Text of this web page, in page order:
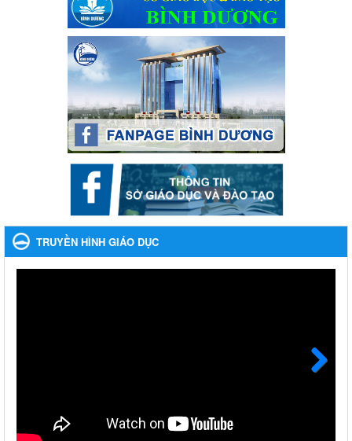
Ngày ban hành: 22/11/2023
Phát động, triển khai Cuộc thi " An toàn giao thông cho nụ
cười ngày mai" dành cho học sinh và giáo viên trung học
năm học 2023-2024
Phát động, triển khai Cuộc thi " An toàn giao thông cho nụ cười
ngày mai" dành cho học sinh và giáo viên trung học năm học
Ngày ban hành: 22/11/2023
Nhắc nhỡ thực hiện thanh toán không dùng tiền mặt các
khoản thu trong nhà trường năm học 2023-2024 và các năm
Nhắc nhỡ thực hiện thanh toán không dùng tiền mặt các khoản
thu trong nhà trường năm học 2023-2024 và các năm tiếp theo
Ngày ban hành: 27/09/2023
bổng, hỗ trợ của Chương trình "Tiếp sức đến trường" năm
TRUYỀN HÌNH GIÁO DỤC